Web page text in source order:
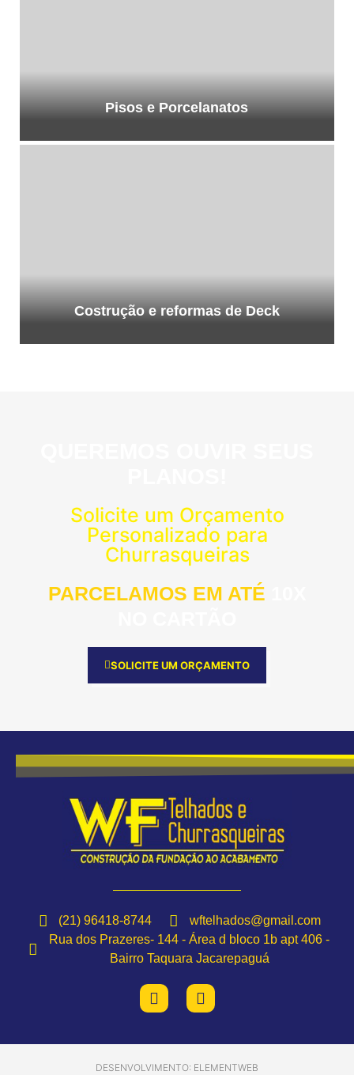
Pisos e Porcelanatos
Costrução e reformas de Deck
Solicite um Orçamento
Personalizado para
Churrasqueiras
PARCELAMOS EM ATÉ
SOLICITE UM ORÇAMENTO
(21) 96418-8744
wftelhados@gmail.com
Rua dos Prazeres- 144 - Área d bloco 1b apt 406 -
Bairro Taquara Jacarepaguá
DESENVOLVIMENTO: ELEMENTWEB